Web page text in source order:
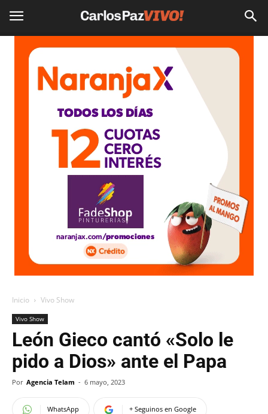
Inicio Vivo Show
Vivo Show
León Gieco cantó «Solo le
pido a Dios» ante el Papa
Por Agencia Telam - 6 mayo, 2023
WhatsApp + Seguinos en Google